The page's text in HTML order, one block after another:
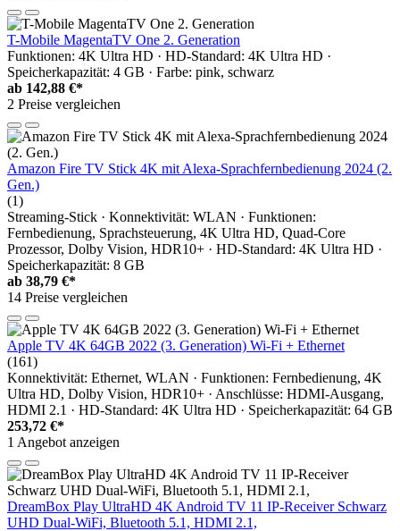
T-Mobile MagentaTV One 2. Generation
Funktionen: 4K Ultra HD · HD-Standard: 4K Ultra HD ·
Speicherkapazität: 4 GB · Farbe: pink, schwarz
ab 142,88 €*
2 Preise vergleichen
Amazon Fire TV Stick 4K mit Alexa-Sprachfernbedienung 2024 (2.
Gen.)
(1)
Streaming-Stick · Konnektivität: WLAN · Funktionen:
Fernbedienung, Sprachsteuerung, 4K Ultra HD, Quad-Core
Prozessor, Dolby Vision, HDR10+ · HD-Standard: 4K Ultra HD ·
Speicherkapazität: 8 GB
ab 38,79 €*
14 Preise vergleichen
Apple TV 4K 64GB 2022 (3. Generation) Wi‑Fi + Ethernet
(161)
Konnektivität: Ethernet, WLAN · Funktionen: Fernbedienung, 4K
Ultra HD, Dolby Vision, HDR10+ · Anschlüsse: HDMI-Ausgang,
HDMI 2.1 · HD-Standard: 4K Ultra HD · Speicherkapazität: 64 GB
253,72 €*
1 Angebot anzeigen
DreamBox Play UltraHD 4K Android TV 11 IP-Receiver Schwarz
UHD Dual-WiFi, Bluetooth 5.1, HDMI 2.1,